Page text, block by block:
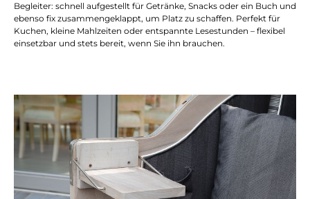
Begleiter: schnell aufgestellt für Getränke, Snacks oder ein Buch und
ebenso fix zusammengeklappt, um Platz zu schaffen. Perfekt für
Kuchen, kleine Mahlzeiten oder entspannte Lesestunden – flexibel
einsetzbar und stets bereit, wenn Sie ihn brauchen.